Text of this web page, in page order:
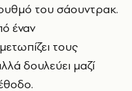
του σάουντρακ.
έναν
τους
δουλεύει μαζί